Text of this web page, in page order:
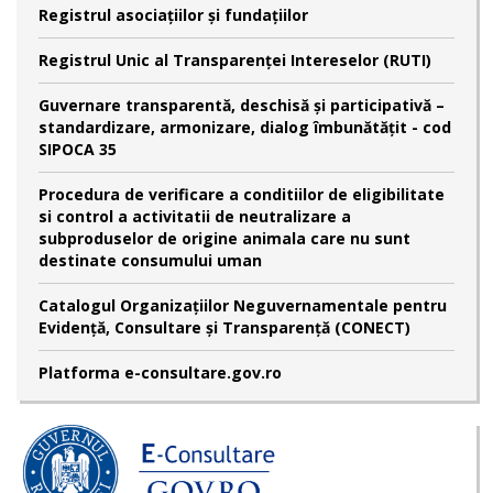
Registrul asociațiilor și fundațiilor
Registrul Unic al Transparenței Intereselor (RUTI)
Guvernare transparentă, deschisă și participativă –
standardizare, armonizare, dialog îmbunătățit - cod
SIPOCA 35
Procedura de verificare a conditiilor de eligibilitate
si control a activitatii de neutralizare a
subproduselor de origine animala care nu sunt
destinate consumului uman
Catalogul Organizațiilor Neguvernamentale pentru
Evidență, Consultare și Transparență (CONECT)
Platforma e-consultare.gov.ro